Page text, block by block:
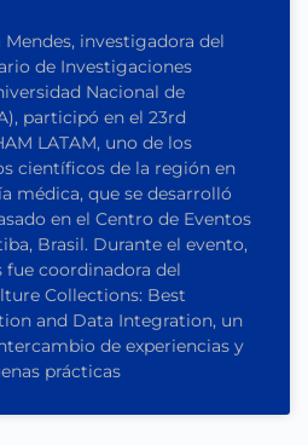
Mendes, investigadora del
de Investigaciones
Nacional de
participó en el 23rd
LATAM, uno de los
científicos de la región en
médica, que se desarrolló
en el Centro de Eventos
Brasil. Durante el evento,
fue coordinadora del
Collections: Best
and Data Integration, un
de experiencias y
prácticas